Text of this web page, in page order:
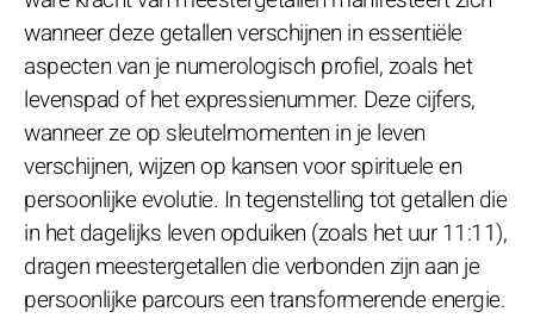
wanneer deze getallen verschijnen in essentiële
aspecten van je numerologisch profiel, zoals het
levenspad of het expressienummer. Deze cijfers,
wanneer ze op sleutelmomenten in je leven
verschijnen, wijzen op kansen voor spirituele en
persoonlijke evolutie. In tegenstelling tot getallen die
in het dagelijks leven opduiken (zoals het uur 11:11),
dragen meestergetallen die verbonden zijn aan je
persoonlijke parcours een transformerende energie.